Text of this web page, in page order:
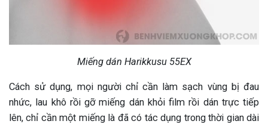
Miếng dán Harikkusu 55EX
Cách sử dụng, mọi người chỉ cần làm sạch vùng bị đau
nhức, lau khô rồi gỡ miếng dán khỏi film rồi dán trực tiếp
lên, chỉ cần một miếng là đã có tác dụng trong thời gian dài